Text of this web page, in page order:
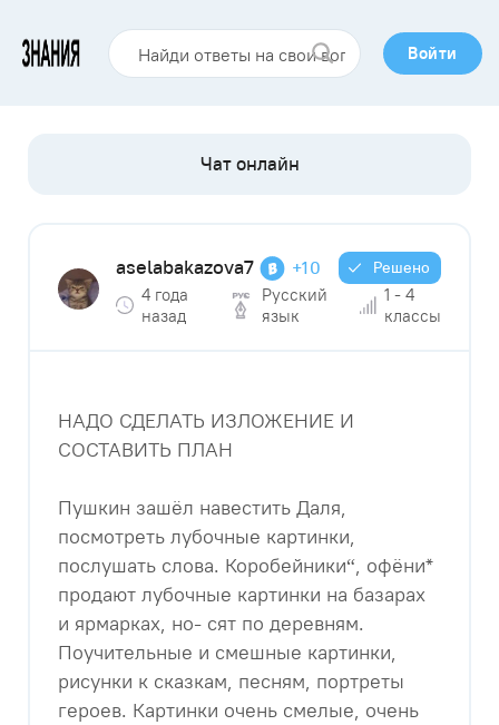
Войти
aselabakazova7 +10 Решено
4 года
назад
Русский
язык
1 - 4
классы
НАДО СДЕЛАТЬ ИЗЛОЖЕНИЕ И
СОСТАВИТЬ ПЛАН
Пушкин зашёл навестить Даля,
посмотреть лубочные картинки,
послушать слова. Коробейники“, офёни*
продают лубочные картинки на базарах
и ярмарках, но- сят по деревням.
Поучительные и смешные картинки,
рисунки к сказкам, песням, портреты
героев. Картинки очень смелые, очень